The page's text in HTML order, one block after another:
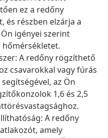
ez a redőny
és részben elzárja a
igényei szerint
hőmérsékletet.
A redőny rögzíthető
csavarokkal vagy fúrás
az Ön
1,6 és 2,5
A redőny
amely